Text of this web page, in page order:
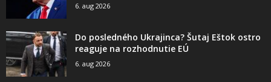
6. aug 2026
Do posledného Ukrajinca? Šutaj Eštok ostro
reaguje na rozhodnutie EÚ
6. aug 2026